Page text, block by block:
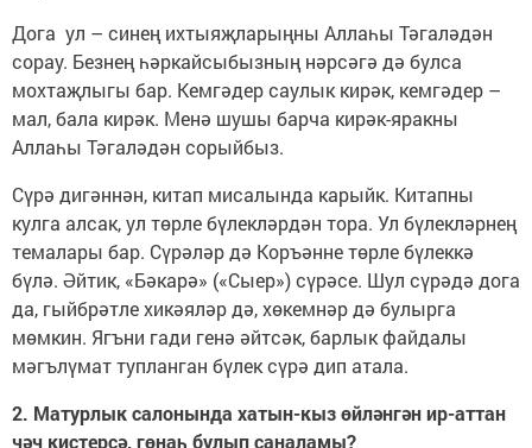
Дога ул – синең ихтыяҗларыңны Аллаһы Тәгаләдән
сорау. Безнең һәркайсыбызның нәрсәгә дә булса
мохтаҗлыгы бар. Кемгәдер саулык кирәк, кемгәдер –
мал, бала кирәк. Менә шушы барча кирәк-яракны
Аллаһы Тәгаләдән сорыйбыз.
Сүрә дигәннән, китап мисалында карыйк. Китапны
кулга алсак, ул төрле бүлекләрдән тора. Ул бүлекләрнең
темалары бар. Сүрәләр дә Коръәнне төрле бүлеккә
бүлә. Әйтик, «Бәкарә» («Сыер») сүрәсе. Шул сүрәдә дога
да, гыйбрәтле хикәяләр дә, хөкемнәр дә булырга
мөмкин. Ягъни гади генә әйтсәк, барлык файдалы
мәгълүмат тупланган бүлек сүрә дип атала.
2. Матурлык салонында хатын-кыз өйләнгән ир-аттан
чәч кистерсә, гөнаһ булып саналамы?